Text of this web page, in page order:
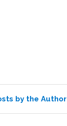
by the Author